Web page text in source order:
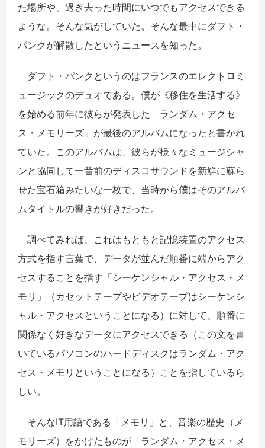
た場所や、過ぎ去った時間にいつでもアクセスできる
ような。そんな気がしていた。そんな最中にダフト・
パンクが解散したというニュースを知った。
ダフト・パンクというのはフランスのエレクトロミ
ュージックのデュオである。僕が《移住を生活する》
を始める前年に彼らが発表した「ランダム・アクセ
ス・メモリーズ」が最後のアルバムになったと書かれ
ていた。このアルバムは、彼らが様々なミュージシャ
ンと協同して一昔前のディスコサウンドを新鮮に蘇ら
せた宝石箱みたいな一枚で、当時から僕はそのアルバ
ムタイトルの響きが好きだった。
調べてみれば、これはもともと記憶装置のアクセス
方式を指す言葉で、データが並んだ順番に端からアク
セスすることを指す「シーケンシャル・アクセス・メ
モリ」（カセットテープやビデオテープはシーケンシ
ャル・アクセスということになる）に対して、順番に
関係なく好きなデータにアクセスできる（この文を書
いているパソコンのハードディスクはランダム・アク
セス・メモリということになる）ことを指しているら
しい。
そんなIT用語である「メモリ」と、音楽の歴史（メ
モリーズ）をかけたものが「ランダム・アクセス・メ